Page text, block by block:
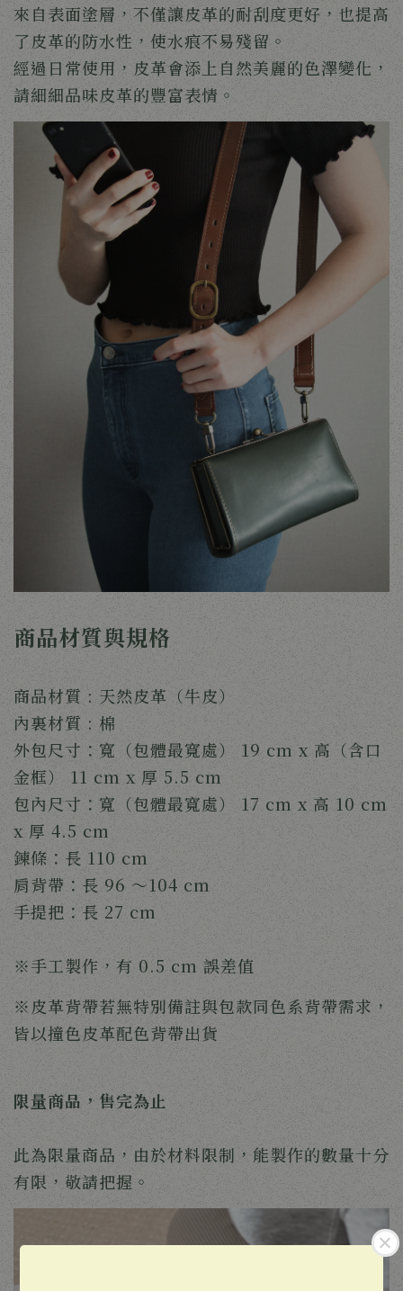
來自表面塗層，不僅讓皮革的耐刮度更好，也提高
了皮革的防水性，使水痕不易殘留。
經過日常使用，皮革會添上自然美麗的色澤變化，
請細細品味皮革的豐富表情。
商品材質與規格
商品材質 : 天然皮革（牛皮）
內裏材質 : 棉
外包尺寸：寬（包體最寬處） 19 cm x 高（含口
金框） 11 cm x 厚 5.5 cm
包內尺寸：寬（包體最寬處） 17 cm x 高 10 cm
x 厚 4.5 cm
鍊條：長 110 cm
肩背帶：長 96 ～104 cm
手提把：長 27 cm
※手工製作，有 0.5 cm 誤差值
※皮革背帶若無特別備註與包款同色系背帶需求，
皆以撞色皮革配色背帶出貨
限量商品，售完為止
此為限量商品，由於材料限制，能製作的數量十分
有限，敬請把握。